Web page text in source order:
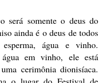
será somente o deus do
ainda é o deus de todos
água e vinho.
água em vinho, ele está
cerimônia dionisíaca.